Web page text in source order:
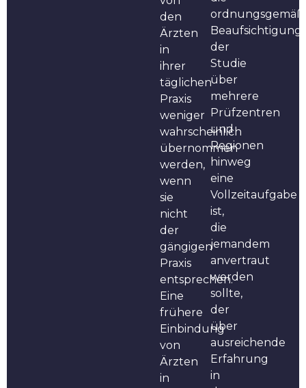
den
Ärzten
in
ihrer
täglichen
Praxis
weniger
wahrscheinlich
übernommen
werden,
wenn
sie
nicht
der
gängigen
Praxis
entsprechen.
Eine
frühere
Einbindung
von
Ärzten
in
Beaufsichtigung
der
Studie
über
mehrere
Prüfzentren
und
Regionen
hinweg
eine
Vollzeitaufgabe
ist,
die
jemandem
anvertraut
werden
sollte,
der
über
ausreichende
Erfahrung
in